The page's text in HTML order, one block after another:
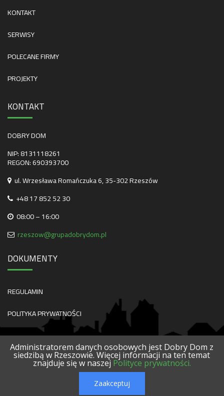
KONTAKT
SERWISY
POLECANE FIRMY
PROJEKTY
KONTAKT
DOBRY DOM
NIP: 8131118261
REGON: 690393700
ul. Wrzesława Romańczuka 6, 35-302 Rzeszów
+48 17 852 52 30
08:00 – 16:00
rzeszow@grupadobrydom.pl
DOKUMENTY
REGULAMIN
POLITYKA PRYWATNOŚCI
SERWISY POLECANE FIRMY
© 2026 DOBRY DOM. WSZELKIE PRAWA ZASTRZEŻONE.
Administratorem danych osobowych jest Dobry Dom z
siedzibą w Rzeszowie. Więcej informacji na ten temat
znajduje się w naszej Polityce prywatności.
Zaakceptuj